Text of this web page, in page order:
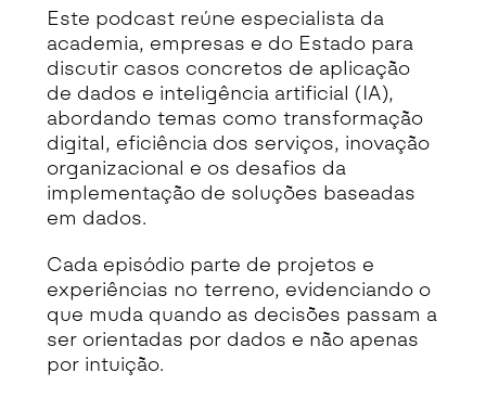
Este podcast reúne especialista da
academia, empresas e do Estado para
discutir casos concretos de aplicação
de dados e inteligência artificial (IA),
abordando temas como transformação
digital, eficiência dos serviços, inovação
organizacional e os desafios da
implementação de soluções baseadas
em dados.
Cada episódio parte de projetos e
experiências no terreno, evidenciando o
que muda quando as decisões passam a
ser orientadas por dados e não apenas
por intuição.